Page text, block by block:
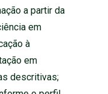
a partir da
em
à
em
descritivas;